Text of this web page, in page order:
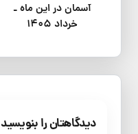
آسمان در این ماه ـ
خرداد 1405
دیدگاهتان را بنویسید